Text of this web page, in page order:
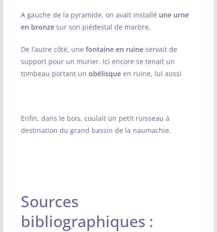
A gauche de la pyramide, on avait installé une urne
en bronzesur son piédestal de marbre.
De l’autre côté, une fontaine en ruineservait de
support pour un murier. Ici encore se tenait un
tombeau portant un obélisqueen ruine, lui aussi
Enfin, dans le bois, coulait un petit ruisseau à
destination du grand bassin de la naumachie.
Sources
bibliographiques :